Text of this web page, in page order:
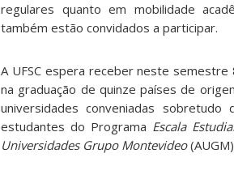
regulares quanto em mobilidade
também estão convidados a participar.
A UFSC espera receber neste
na graduação de quinze países de
universidades conveniadas
estudantes do Programa Escala
Universidades Grupo Montevideo